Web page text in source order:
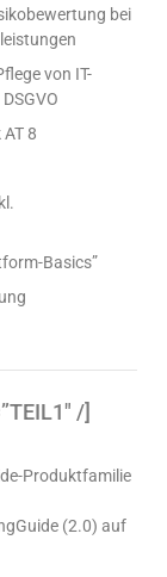
bei
von IT-
8
Basics”
/]
Produktfamilie
(2.0) auf